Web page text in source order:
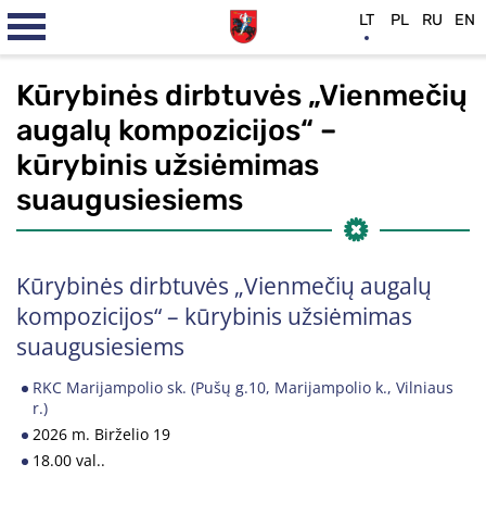
Kūrybinės dirbtuvės „Vienmečių
augalų kompozicijos“ –
kūrybinis užsiėmimas
suaugusiesiems
Kūrybinės dirbtuvės „Vienmečių augalų
kompozicijos“ – kūrybinis užsiėmimas
suaugusiesiems
RKC Marijampolio sk. (Pušų g.10, Marijampolio k., Vilniaus
r.)
2026 m. Birželio 19
18.00 val..
LT PL RU EN